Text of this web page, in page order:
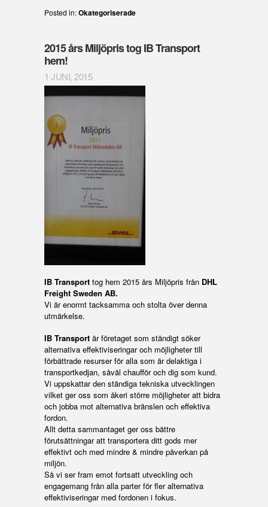
Posted in:Okategoriserade
2015 års Miljöpris tog IB Transport
hem!
1 JUNI, 2015
IB Transport tog hem 2015 års Miljöpris från DHL
Freight Sweden AB.
Vi är enormt tacksamma och stolta över denna
utmärkelse.
IB Transport är företaget som ständigt söker
alternativa effektiviseringar och möjligheter till
förbättrade resurser för alla som är delaktiga i
transportkedjan, såväl chaufför och dig som kund.
Vi uppskattar den ständiga tekniska utvecklingen
vilket ger oss som åkeri större möjligheter att bidra
och jobba mot alternativa bränslen och effektiva
fordon.
Allt detta sammantaget ger oss bättre
förutsättningar att transportera ditt gods mer
effektivt och med mindre & mindre påverkan på
miljön.
Så vi ser fram emot fortsatt utveckling och
engagemang från alla parter för fler alternativa
effektiviseringar med fordonen i fokus.